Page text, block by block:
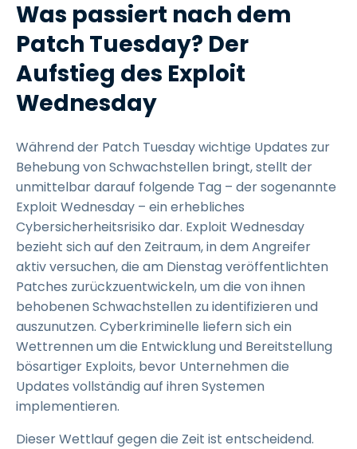
Was passiert nach dem
Patch Tuesday? Der
Aufstieg des Exploit
Wednesday
Während der Patch Tuesday wichtige Updates zur
Behebung von Schwachstellen bringt, stellt der
unmittelbar darauf folgende Tag – der sogenannte
Exploit Wednesday – ein erhebliches
Cybersicherheitsrisiko dar. Exploit Wednesday
bezieht sich auf den Zeitraum, in dem Angreifer
aktiv versuchen, die am Dienstag veröffentlichten
Patches zurückzuentwickeln, um die von ihnen
behobenen Schwachstellen zu identifizieren und
auszunutzen. Cyberkriminelle liefern sich ein
Wettrennen um die Entwicklung und Bereitstellung
bösartiger Exploits, bevor Unternehmen die
Updates vollständig auf ihren Systemen
implementieren.
Dieser Wettlauf gegen die Zeit ist entscheidend.